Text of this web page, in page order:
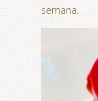
semana.